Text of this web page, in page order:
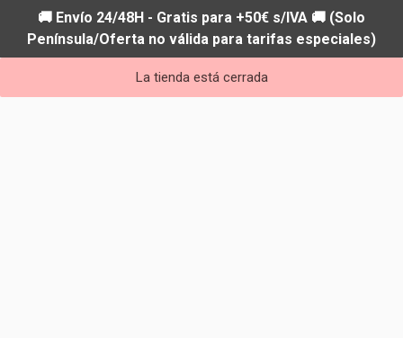
🚚 Envío 24/48H - Gratis para +50€ s/IVA 🚚 (Solo
Península/Oferta no válida para tarifas especiales)
La tienda está cerrada